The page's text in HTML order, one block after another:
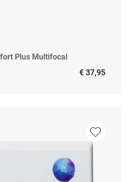
Plus Multifocal
€ 37,95